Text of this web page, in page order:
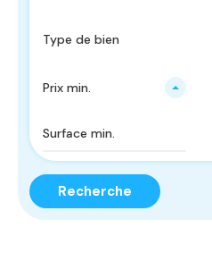
Type de bien
Prix ​​min.
Recherche